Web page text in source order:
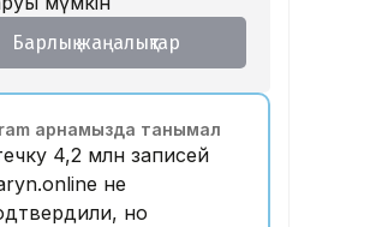
Барлық жаңалықтар
арнамызда танымал
4,2 млн записей
не
но